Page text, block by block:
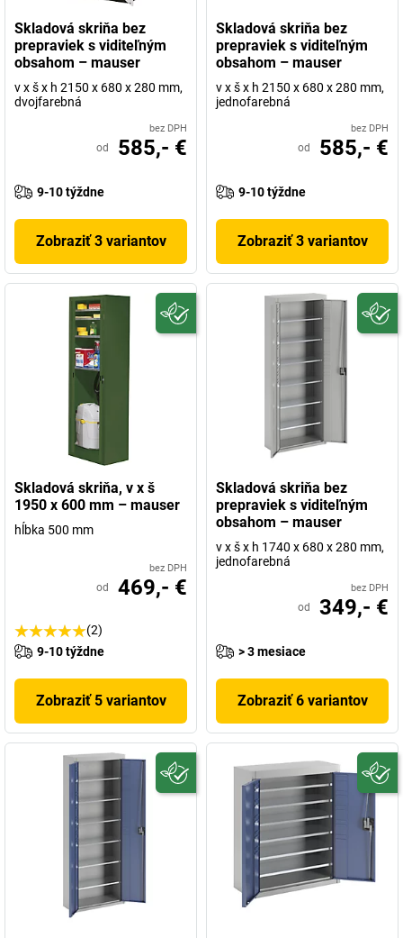
Skladová skriňa bez
prepraviek s viditeľným
obsahom – mauser
v x š x h 2150 x 680 x 280 mm,
dvojfarebná
bez DPH
od 585,- €
9-10 týždne
Zobraziť 3 variantov
Skladová skriňa bez
prepraviek s viditeľným
obsahom – mauser
v x š x h 2150 x 680 x 280 mm,
jednofarebná
bez DPH
od 585,- €
9-10 týždne
Zobraziť 3 variantov
Skladová skriňa, v x š
1950 x 600 mm – mauser
hĺbka 500 mm
bez DPH
od 469,- €
(2)
9-10 týždne
Zobraziť 5 variantov
Skladová skriňa bez
prepraviek s viditeľným
obsahom – mauser
v x š x h 1740 x 680 x 280 mm,
jednofarebná
bez DPH
od 349,- €
> 3 mesiace
Zobraziť 6 variantov